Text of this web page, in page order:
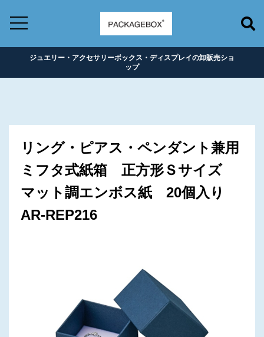
ジュエリー・アクセサリーボックス・ディスプレイの卸販売ショ
ップ
リング・ピアス・ペンダント兼用
ミフタ式紙箱 正方形Ｓサイズ
マット調エンボス紙 20個入り
AR-REP216